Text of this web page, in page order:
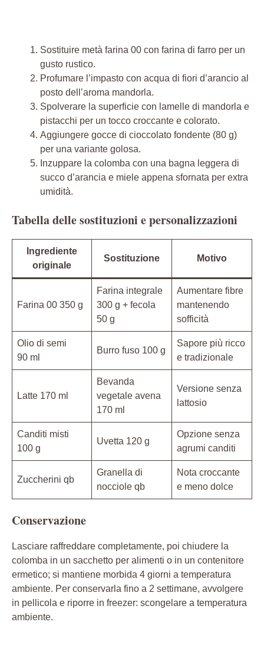
Sostituire metà farina 00 con farina di farro per un
gusto rustico.
Profumare l’impasto con acqua di fiori d’arancio al
posto dell’aroma mandorla.
Spolverare la superficie con lamelle di mandorla e
pistacchi per un tocco croccante e colorato.
Aggiungere gocce di cioccolato fondente (80 g)
per una variante golosa.
Inzuppare la colomba con una bagna leggera di
succo d’arancia e miele appena sfornata per extra
umidità.
Tabella delle sostituzioni e personalizzazioni
Ingrediente
originale
Sostituzione Motivo
Farina 00 350 g
Farina integrale
300 g + fecola
50 g
Aumentare fibre
mantenendo
sofficità
Olio di semi
90 ml
Burro fuso 100 g
Sapore più ricco
e tradizionale
Latte 170 ml
Bevanda
vegetale avena
170 ml
Versione senza
lattosio
Canditi misti
100 g
Uvetta 120 g
Opzione senza
agrumi canditi
Zuccherini qb
Granella di
nocciole qb
Nota croccante
e meno dolce
Conservazione
Lasciare raffreddare completamente, poi chiudere la
colomba in un sacchetto per alimenti o in un contenitore
ermetico; si mantiene morbida 4 giorni a temperatura
ambiente. Per conservarla fino a 2 settimane, avvolgere
in pellicola e riporre in freezer: scongelare a temperatura
ambiente.